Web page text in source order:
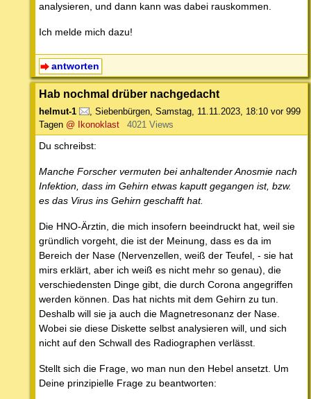
analysieren, und dann kann was dabei rauskommen.
Ich melde mich dazu!
antworten
Hab nochmal drüber nachgedacht
helmut-1 , Siebenbürgen, Samstag, 11.11.2023, 18:10 vor 999
Tagen @ Ikonoklast 4021 Views
Du schreibst:
Manche Forscher vermuten bei anhaltender Anosmie nach
Infektion, dass im Gehirn etwas kaputt gegangen ist, bzw.
es das Virus ins Gehirn geschafft hat.
Die HNO-Ärztin, die mich insofern beeindruckt hat, weil sie
gründlich vorgeht, die ist der Meinung, dass es da im
Bereich der Nase (Nervenzellen, weiß der Teufel, - sie hat
mirs erklärt, aber ich weiß es nicht mehr so genau), die
verschiedensten Dinge gibt, die durch Corona angegriffen
werden können. Das hat nichts mit dem Gehirn zu tun.
Deshalb will sie ja auch die Magnetresonanz der Nase.
Wobei sie diese Diskette selbst analysieren will, und sich
nicht auf den Schwall des Radiographen verlässt.
Stellt sich die Frage, wo man nun den Hebel ansetzt. Um
Deine prinzipielle Frage zu beantworten: